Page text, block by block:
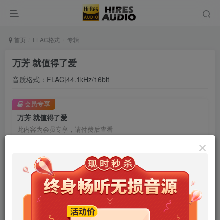
首页 FLAC格式 专辑
万芳 就值得了爱
音质格式：FLAC|44.1kHz/16bit
万芳 就值得了爱
此内容为会员专享，请付费后查看
9.9 99
年卡会员 免费 永久会员
立即购买
您当前未登录！建议登陆后购买，可保存购买订单
会员专享